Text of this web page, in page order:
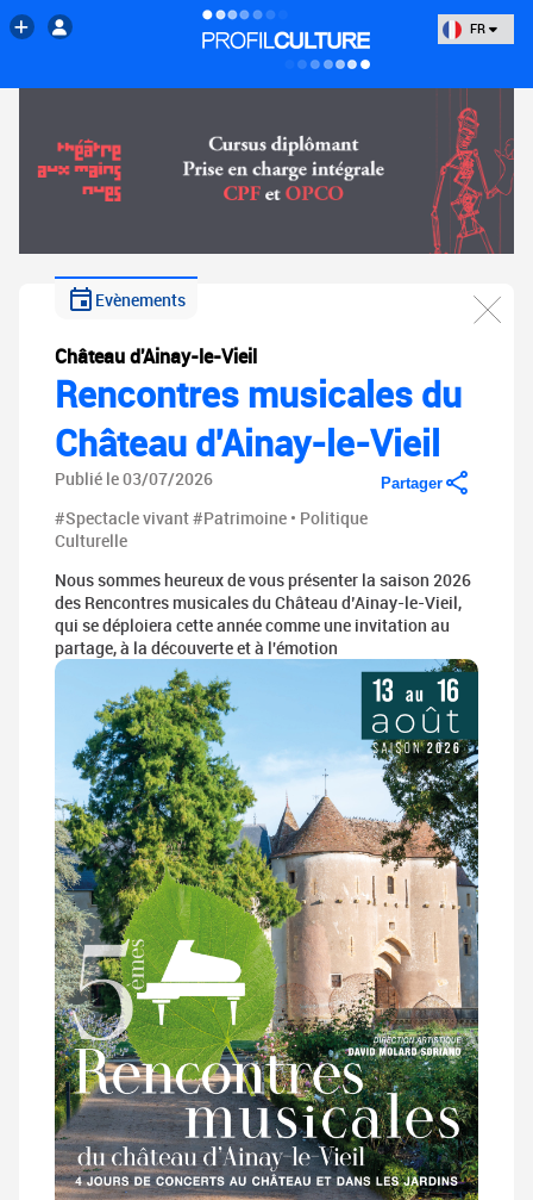
FR
Evènements
Château d'Ainay-le-Vieil
Rencontres musicales du
Château d'Ainay-le-Vieil
Publié le 03/07/2026
#Spectacle vivant#Patrimoine • Politique
Culturelle
Partager
Nous sommes heureux de vous présenter la saison 2026
des Rencontres musicales du Château d’Ainay-le-Vieil,
qui se déploiera cette année comme une invitation au
partage, à la découverte et à l'émotion